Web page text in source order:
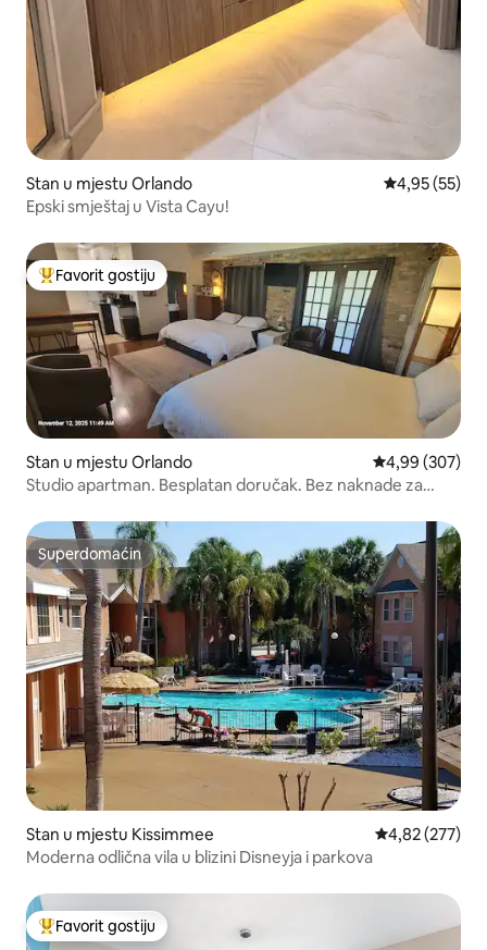
Stan u mjestu Orlando Prosječna
4,95 (55)
Epski smještaj u Vista Cayu!
Glavni favorit gostiju
Favorit gostiju
Stan u mjestu Orlando Prosječna
4,99 (307)
Studio apartman. Besplatan doručak. Bez naknade za
Superdomaćin
Superdomaćin
Stan u mjestu Kissimmee Prosječna
4,82 (277)
Moderna odlična vila u blizini Disneyja i parkova
Glavni favorit gostiju
Favorit gostiju